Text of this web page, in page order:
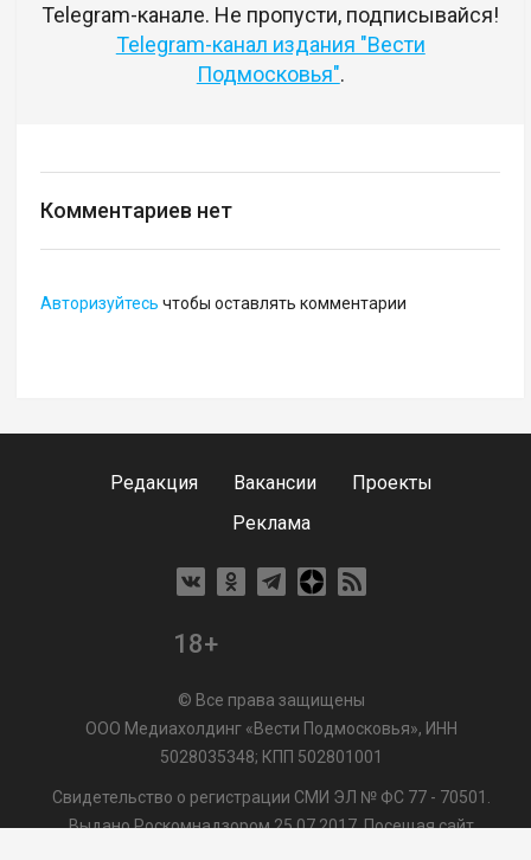
Telegram-канале. Не пропусти, подписывайся!
Telegram-канал издания "Вести
Подмосковья".
Комментариев нет
Авторизуйтесь чтобы оставлять комментарии
Редакция Вакансии
Проекты
Реклама
18+
© Все права защищены
ООО Медиахолдинг «Вести Подмосковья», ИНН
5028035348; КПП 502801001
Свидетельство о регистрации СМИ ЭЛ № ФС 77 - 70501.
Выдано Роскомнадзором 25.07.2017. Посещая сайт